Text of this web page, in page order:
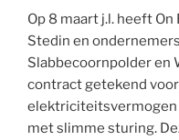
Op 8 maart j.l. heeft
Stedin en
Slabbecoornpolder en
contract getekend
elektriciteitsvermogen
met slimme sturing.